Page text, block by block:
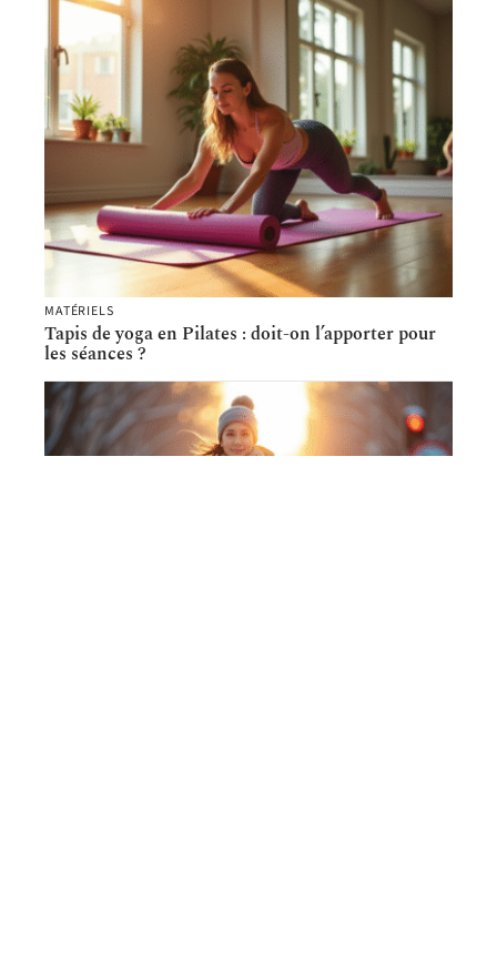
MATÉRIELS
Tapis de yoga en Pilates : doit-on l’apporter pour
les séances ?